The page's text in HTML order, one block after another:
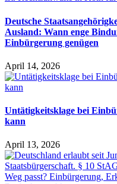
Deutsche
Ausland: Wann enge
Einbürgerung genügen
April 14, 2026
Untätigkeitsklage bei
kann
April 13, 2026